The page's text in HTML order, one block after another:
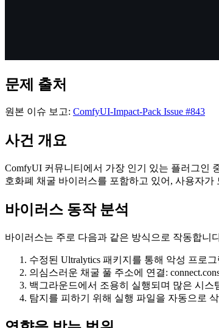
문제 출처
원본 이슈 보고: ComfyUI-Impact-Pack Issue #843
사건 개요
ComfyUI 커뮤니티에서 가장 인기 있는 플러그인
호화폐 채굴 바이러스를 포함하고 있어, 사용자
바이러스 동작 분석
바이러스는 주로 다음과 같은 방식으로 작동합니
수정된 Ultralytics 패키지를 통해 악성 프로
의심스러운 채굴 풀 주소에 연결:
백그라운드에서 조용히 실행되며 많은 시스
탐지를 피하기 위해 실행 파일을 자동으로 삭